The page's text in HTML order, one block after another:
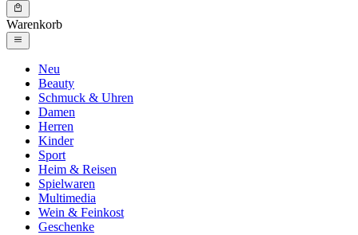
Warenkorb
Neu
Beauty
Schmuck & Uhren
Damen
Herren
Kinder
Sport
Heim & Reisen
Spielwaren
Multimedia
Wein & Feinkost
Geschenke